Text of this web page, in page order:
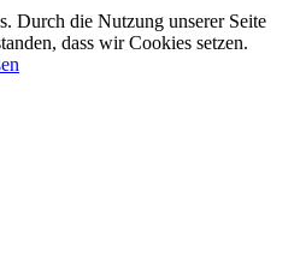
Durch die Nutzung unserer Seite
dass wir Cookies setzen.